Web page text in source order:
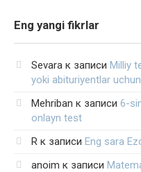
Eng yangi fikrlar
Sevara к записи Milliy
yoki abituriyentlar
Mehriban к записи 6-
onlayn test
R к записи Eng sara
anoim к записи